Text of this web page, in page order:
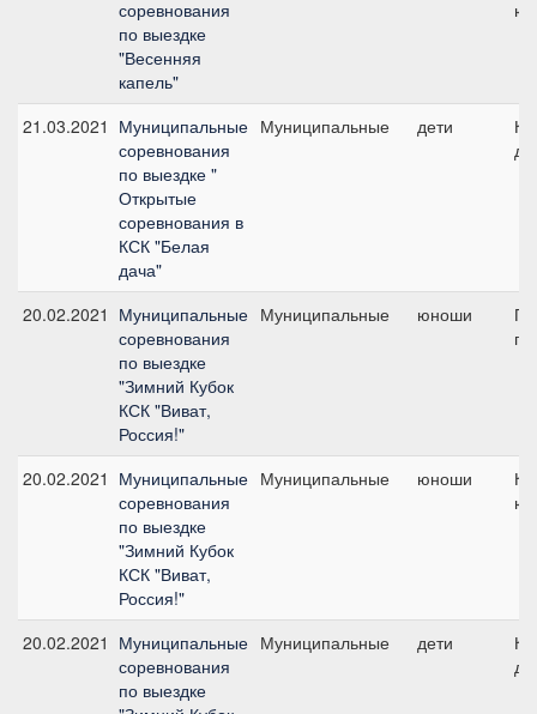
соревнования
по выездке
"Весенняя
капель"
21.03.2021 Муниципальные
соревнования
по выездке "
Открытые
соревнования в
КСК "Белая
дача"
Муниципальные дети
20.02.2021 Муниципальные
соревнования
по выездке
"Зимний Кубок
КСК "Виват,
Россия!"
Муниципальные юноши
20.02.2021 Муниципальные
соревнования
по выездке
"Зимний Кубок
КСК "Виват,
Россия!"
Муниципальные юноши
20.02.2021 Муниципальные
соревнования
по выездке
Муниципальные дети